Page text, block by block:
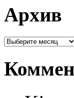
Архив